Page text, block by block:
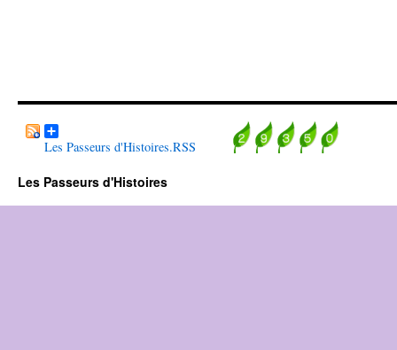
Les Passeurs d'Histoires.RSS
Les Passeurs d'Histoires